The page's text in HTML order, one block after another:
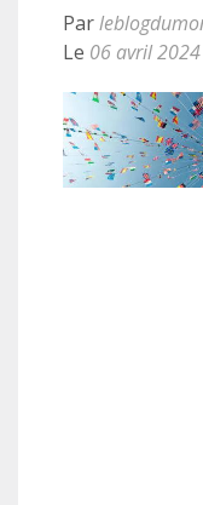
Par
Le 06 avril 2024